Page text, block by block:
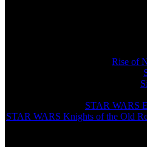
Rise of
STAR WARS
STAR WARS Knights of the Old